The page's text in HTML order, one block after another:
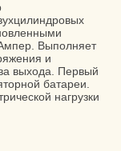
Выполняет
и
выхода. Первый
батареи.
нагрузки